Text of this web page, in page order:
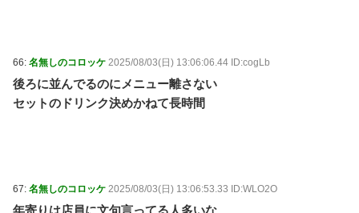
66: 名無しのコロッケ 2025/08/03(日) 13:06:06.44 ID:cogLb
後ろに並んでるのにメニュー離さない
セットのドリンク決めかねて長時間
67: 名無しのコロッケ 2025/08/03(日) 13:06:53.33 ID:WLO2O
年寄りは店員に文句言ってる人多いな